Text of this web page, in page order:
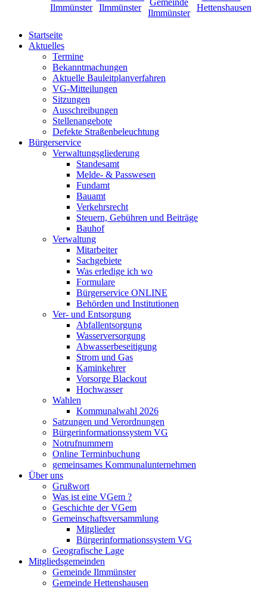
Startseite
Aktuelles
Termine
Bekanntmachungen
Aktuelle Bauleitplanverfahren
VG-Mitteilungen
Sitzungen
Ausschreibungen
Stellenangebote
Defekte Straßenbeleuchtung
Bürgerservice
Verwaltungsgliederung
Standesamt
Melde- & Passwesen
Fundamt
Bauamt
Verkehrsrecht
Steuern, Gebühren und Beiträge
Bauhof
Verwaltung
Mitarbeiter
Sachgebiete
Was erledige ich wo
Formulare
Bürgerservice ONLINE
Behörden und Institutionen
Ver- und Entsorgung
Abfallentsorgung
Wasserversorgung
Abwasserbeseitigung
Strom und Gas
Kaminkehrer
Vorsorge Blackout
Hochwasser
Wahlen
Kommunalwahl 2026
Satzungen und Verordnungen
Bürgerinformationssystem VG
Notrufnummern
Online Terminbuchung
gemeinsames Kommunalunternehmen
Über uns
Grußwort
Was ist eine VGem ?
Geschichte der VGem
Gemeinschaftsversammlung
Mitglieder
Bürgerinformationssystem VG
Geografische Lage
Mitgliedsgemeinden
Gemeinde Ilmmünster
Gemeinde Hettenshausen